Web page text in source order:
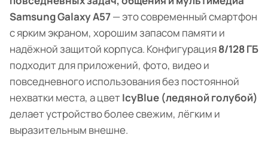
Samsung Galaxy A57— это современный смартфон
с ярким экраном, хорошим запасом памяти и
надёжной защитой корпуса. Конфигурация8/128 ГБ
подходит для приложений, фото, видео и
повседневного использования без постоянной
нехватки места, а цветIcyBlue (ледяной голубой)
делает устройство более свежим, лёгким и
выразительным внешне.